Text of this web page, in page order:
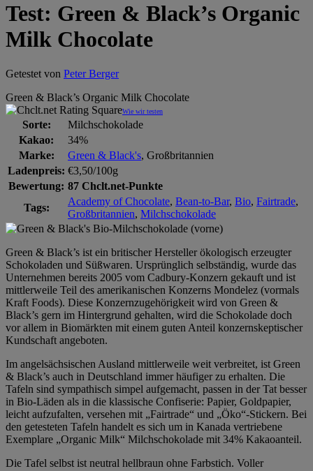
Test: Green & Black’s Organic
Milk Chocolate
Getestet von Peter Berger
Green & Black’s Organic Milk Chocolate
Wie wir testen
Sorte:
Milchschokolade
Kakao:
34%
Marke:
Green & Black's, Großbritannien
Ladenpreis: €3,50/100g
Bewertung: 87 Chclt.net-Punkte
Tags:
Academy of Chocolate, Bean-to-Bar, Bio, Fairtrade,
Großbritannien, Milchschokolade
Green & Black’s ist ein britischer Hersteller ökologisch erzeugter
Schokoladen und Süßwaren. Ursprünglich selbständig, wurde das
Unternehmen bereits 2005 vom Cadbury-Konzern gekauft und ist
mittlerweile Teil des amerikanischen Konzerns Mondelez (vormals
Kraft Foods). Diese Konzernzugehörigkeit wird von Green &
Black’s gern im Hintergrund gehalten, wird die Schokolade doch
vor allem in Biomärkten mit einem guten Anteil konzernskeptischer
Kundschaft angeboten.
Im angelsächsischen Ausland mittlerweile weit verbreitet, ist Green
& Black’s auch in Deutschland immer häufiger zu erhalten. Die
Tafeln sind sympathisch simpel aufgemacht, passen in der Tat besser
in Bio-Läden als in die klassische Confiserie: Papier, Goldpapier,
leicht aufzufalten, versehen mit „Fairtrade“ und „Öko“-Stickern. Bei
den getesteten Tafeln handelt es sich um in Kanada vertriebene
Exemplare „Organic Milk“ Milchschokolade mit 34% Kakaoanteil.
Die Tafel selbst ist neutral hellbraun ohne Farbstich. Voller